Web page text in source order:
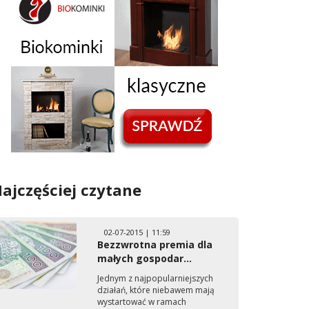
czytane
02-07-2015 | 11:59
Bezzwrotna premia dla
małych gospodar...
Jednym z najpopularniejszych
działań, które niebawem mają
wystartować w ramach